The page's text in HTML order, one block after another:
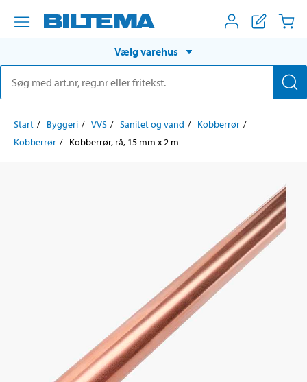
Vælg varehus
Start Byggeri VVS Sanitet og vand
Kobberrør
Kobberrør
Kobberrør, rå, 15 mm x 2 m